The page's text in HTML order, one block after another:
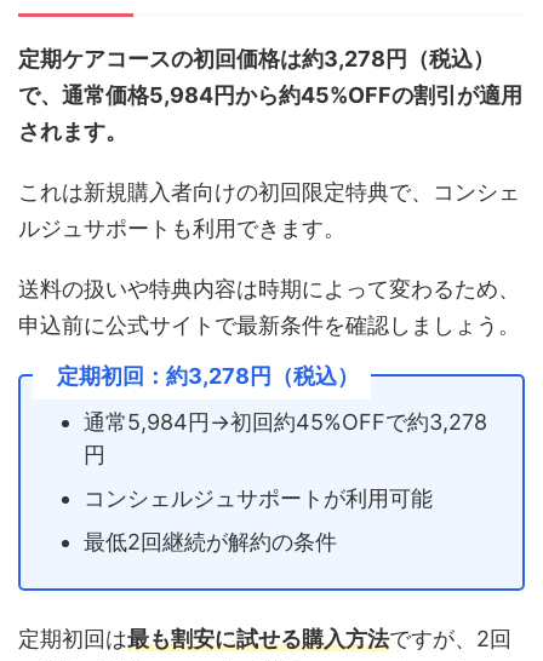
定期ケアコースの初回価格は約3,278円（税込）
で、通常価格5,984円から約45%OFFの割引が適用
されます。
これは新規購入者向けの初回限定特典で、コンシェ
ルジュサポートも利用できます。
送料の扱いや特典内容は時期によって変わるため、
申込前に公式サイトで最新条件を確認しましょう。
定期初回：約3,278円（税込）
通常5,984円→初回約45%OFFで約3,278
円
コンシェルジュサポートが利用可能
最低2回継続が解約の条件
定期初回は最も割安に試せる購入方法ですが、2回